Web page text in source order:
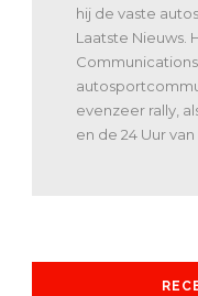
hij de vaste
Laatste Nieuws.
evenzeer rally,
en de 24 Uur